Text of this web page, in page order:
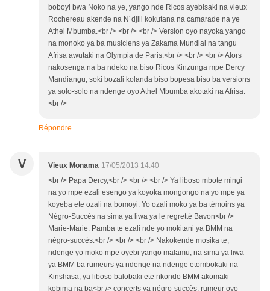
boboyi bwa Noko na ye, yango nde Ricos ayebisaki na vieux
Rochereau akende na N´djili kokutana na camarade na ye
Athel Mbumba.<br /> <br /> <br /> Version oyo nayoka yango
na monoko ya ba musiciens ya Zakama Mundial na tangu
Afrisa awutaki na Olympia de Paris.<br /> <br /> <br /> Alors
nakosenga na ba ndeko na biso Ricos Kinzunga mpe Dercy
Mandiangu, soki bozali kolanda biso bopesa biso ba versions
ya solo-solo na ndenge oyo Athel Mbumba akotaki na Afrisa.
<br />
Répondre
V Vieux Monama 17/05/2013 14:40
<br /> Papa Dercy,<br /> <br /> <br /> Ya liboso mbote mingi
na yo mpe ezali esengo ya koyoka mongongo na yo mpe ya
koyeba ete ozali na bomoyi. Yo ozali moko ya ba témoins ya
Négro-Succès na sima ya liwa ya le regretté Bavon<br />
Marie-Marie. Pamba te ezali nde yo mokitani ya BMM na
négro-succès.<br /> <br /> <br /> Nakokende mosika te,
ndenge yo moko mpe oyebi yango malamu, na sima ya liwa
ya BMM ba rumeurs ya ndenge na ndenge etombokaki na
Kinshasa, ya liboso balobaki ete nkondo BMM akomaki
kobima na ba<br /> concerts ya négro-succès, rumeur oyo